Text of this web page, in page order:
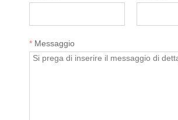
* Messaggio